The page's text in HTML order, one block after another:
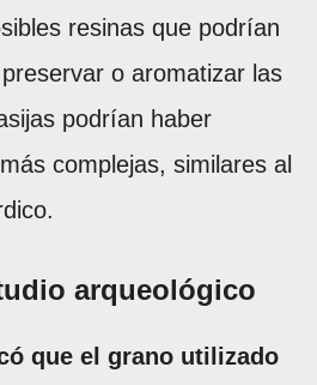
resinas que podrían
o aromatizar las
podrían haber
complejas, similares al
arqueológico
que el grano utilizado